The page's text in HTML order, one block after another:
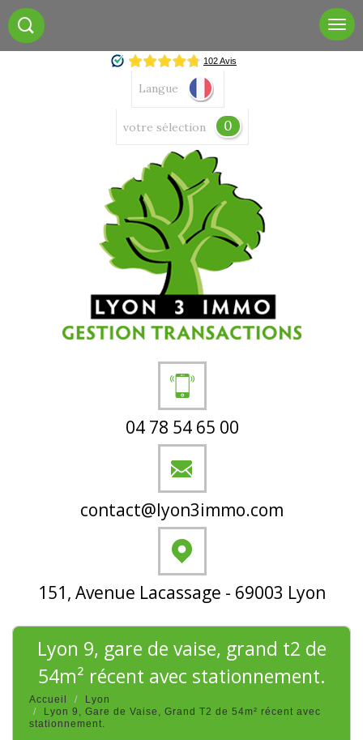
Langue
votre sélection 0
04 78 54 65 00
contact@lyon3immo.com
151, Avenue Lacassage - 69003 Lyon
lyon 9, gare de vaise, grand t2 de
54m² récent avec stationnement.
Accueil
Lyon
Lyon 9, Gare de Vaise, Grand T2 de 54m² récent avec
stationnement.